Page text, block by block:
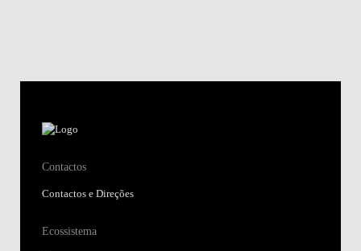
Contactos
Contactos e Direções
Ecossistema